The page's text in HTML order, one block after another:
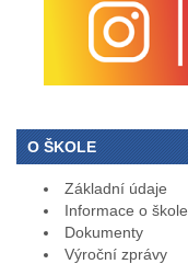
O ŠKOLE
Základní údaje
Informace o škole
Dokumenty
Výroční zprávy